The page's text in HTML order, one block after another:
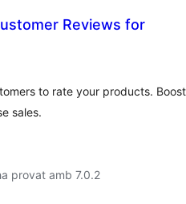
Reviews for
to rate your products. Boost
sales.
provat amb 7.0.2